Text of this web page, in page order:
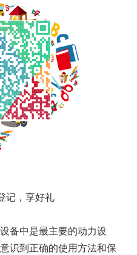
记，享好礼
备中是最主要的动力设
识到正确的使用方法和保